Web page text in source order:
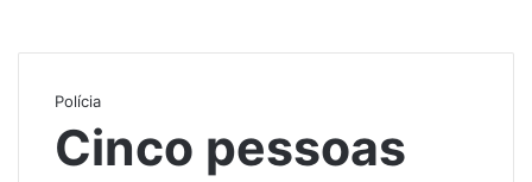
Polícia
Cinco pessoas